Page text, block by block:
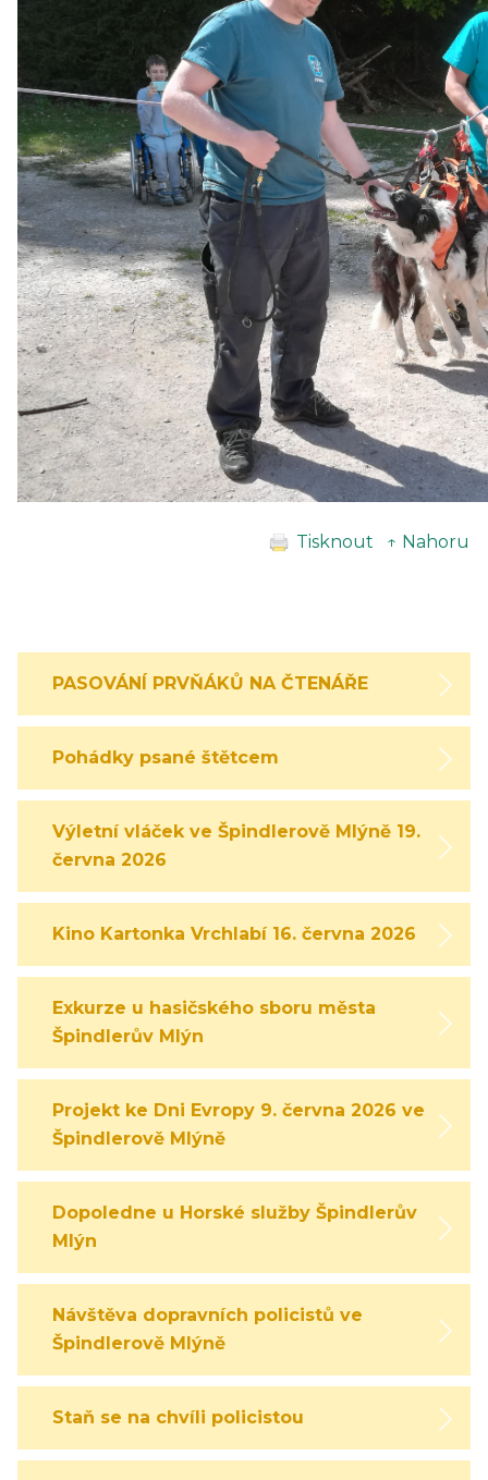
Tisknout ↑ Nahoru
PASOVÁNÍ PRVŇÁKŮ NA ČTENÁŘE
Pohádky psané štětcem
Výletní vláček ve Špindlerově Mlýně 19.
června 2026
Kino Kartonka Vrchlabí 16. června 2026
Exkurze u hasičského sboru města
Špindlerův Mlýn
Projekt ke Dni Evropy 9. června 2026 ve
Špindlerově Mlýně
Dopoledne u Horské služby Špindlerův
Mlýn
Návštěva dopravních policistů ve
Špindlerově Mlýně
Staň se na chvíli policistou